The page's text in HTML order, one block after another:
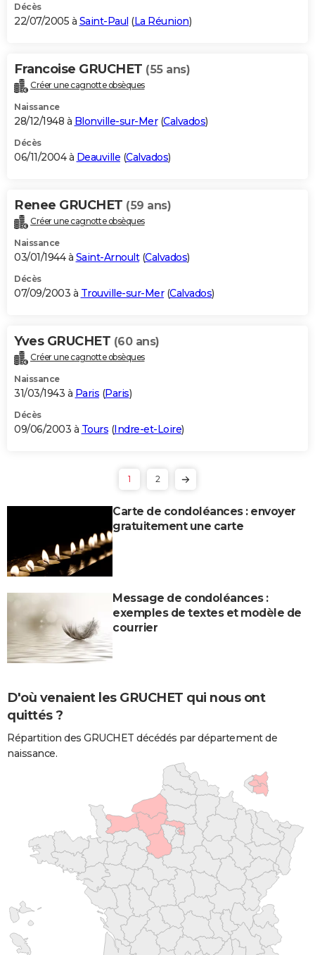
Décès
22/07/2005 à Saint-Paul (La Réunion)
Francoise GRUCHET (55 ans)
Créer une cagnotte obsèques
Naissance
28/12/1948 à Blonville-sur-Mer(Calvados)
Décès
06/11/2004 à Deauville (Calvados)
Renee GRUCHET (59 ans)
Créer une cagnotte obsèques
Naissance
03/01/1944 à Saint-Arnoult(Calvados)
Décès
07/09/2003 à Trouville-sur-Mer(Calvados)
Yves GRUCHET (60 ans)
Créer une cagnotte obsèques
Naissance
31/03/1943 à Paris (Paris)
Décès
09/06/2003 à Tours (Indre-et-Loire)
1 2
Carte de condoléances : envoyer
gratuitement une carte
Message de condoléances :
exemples de textes et modèle de
courrier
D'où venaient les GRUCHET qui nous ont
quittés ?
Répartition des GRUCHET décédés par département de
naissance.